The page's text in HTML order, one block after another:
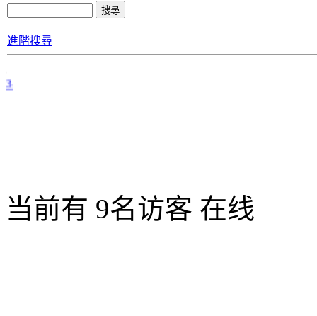
進階搜尋
当前有 9名访客 在线